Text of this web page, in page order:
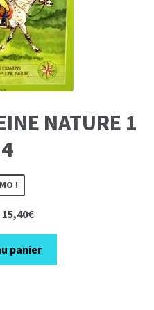
NATURE 1
!
Le
:
15,40€Le
prix
actuel
est :
panier